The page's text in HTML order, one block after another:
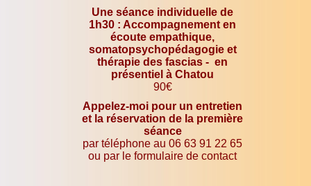
Une séance individuelle de
1h30 : Accompagnement en
écoute empathique,
somatopsychopédagogie et
thérapie des fascias - en
présentiel à Chatou
90€
Appelez-moi pour un entretien
et la réservation de la première
séance
par téléphone au 06 63 91 22 65
ou par le formulaire de contact